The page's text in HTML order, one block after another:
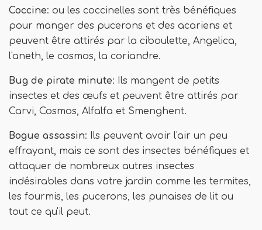
Coccine: ou les coccinelles sont très bénéfiques
pour manger des pucerons et des acariens et
peuvent être attirés par la ciboulette, Angelica,
l'aneth, le cosmos, la coriandre.
Bug de pirate minute: Ils mangent de petits
insectes et des œufs et peuvent être attirés par
Carvi, Cosmos, Alfalfa et Smenghent.
Bogue assassin: Ils peuvent avoir l'air un peu
effrayant, mais ce sont des insectes bénéfiques et
attaquer de nombreux autres insectes
indésirables dans votre jardin comme les termites,
les fourmis, les pucerons, les punaises de lit ou
tout ce qu'il peut.